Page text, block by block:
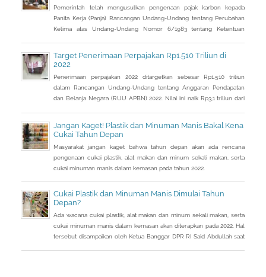
Pemerintah telah mengusulkan pengenaan pajak karbon kepada
Panita Kerja (Panja) Rancangan Undang-Undang tentang Perubahan
Kelima atas Undang-Undang Nomor 6/1983 tentang Ketentuan
Target Penerimaan Perpajakan Rp1.510 Triliun di
2022
Penerimaan perpajakan 2022 ditargetkan sebesar Rp1.510 triliun
dalam Rancangan Undang-Undang tentang Anggaran Pendapatan
dan Belanja Negara (RUU APBN) 2022. Nilai ini naik Rp3,1 triliun dari
pada 16 Agustus 2021.
Jangan Kaget! Plastik dan Minuman Manis Bakal Kena
Cukai Tahun Depan
Masyarakat jangan kaget bahwa tahun depan akan ada rencana
pengenaan cukai plastik, alat makan dan minum sekali makan, serta
cukai minuman manis dalam kemasan pada tahun 2022.
Cukai Plastik dan Minuman Manis Dimulai Tahun
Depan?
Ada wacana cukai plastik, alat makan dan minum sekali makan, serta
cukai minuman manis dalam kemasan akan diterapkan pada 2022. Hal
tersebut disampaikan oleh Ketua Banggar DPR RI Said Abdullah saat